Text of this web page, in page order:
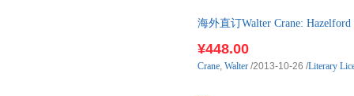
海外直订Walter Crane:
¥448.00
Crane, Walter /2013-10-26 /Literary